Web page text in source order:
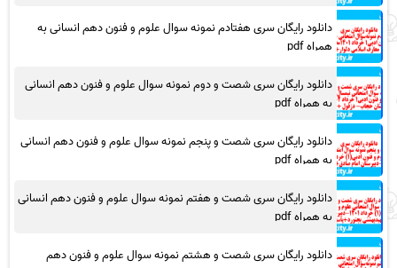
دانلود رایگان سری هفتادم نمونه سوال علوم و فنون دهم انسانی به
همراه pdf
دانلود رایگان سری شصت و دوم نمونه سوال علوم و فنون دهم انسانی
به همراه pdf
دانلود رایگان سری شصت و پنجم نمونه سوال علوم و فنون دهم انسانی
به همراه pdf
دانلود رایگان سری شصت و هفتم نمونه سوال علوم و فنون دهم انسانی
به همراه pdf
دانلود رایگان سری شصت و هشتم نمونه سوال علوم و فنون دهم